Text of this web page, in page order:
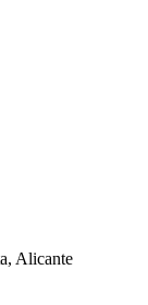
Alicante